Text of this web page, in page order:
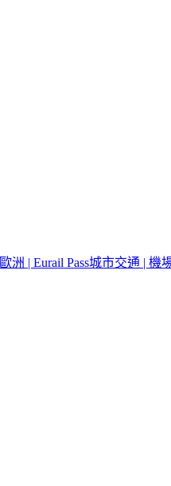
歐洲 | Eurail Pass城市交通 | 機